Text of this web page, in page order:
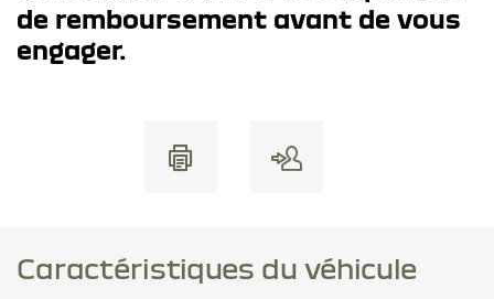
de remboursement avant de vous
engager.
Caractéristiques du véhicule